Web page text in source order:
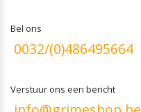
Bel ons
0032/(0)486495664
Verstuur ons een bericht